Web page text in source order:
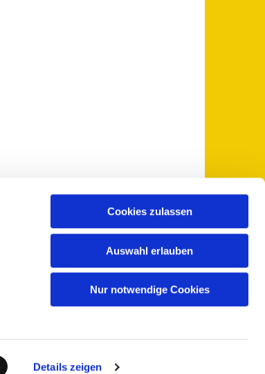
Details zeigen
Cookies zulassen
Auswahl erlauben
Nur notwendige Cookies
pfarramt@sankt-otto.de